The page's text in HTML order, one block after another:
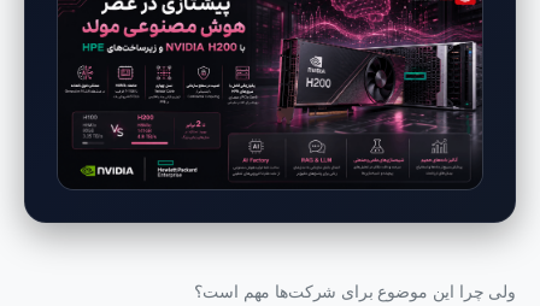
ولی چرا این موضوع برای شرکت‌ها مهم است؟